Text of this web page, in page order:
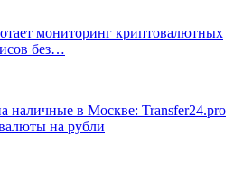
мониторинг криптовалютных
без…
наличные в Москве: Transfer24.pro
на рубли